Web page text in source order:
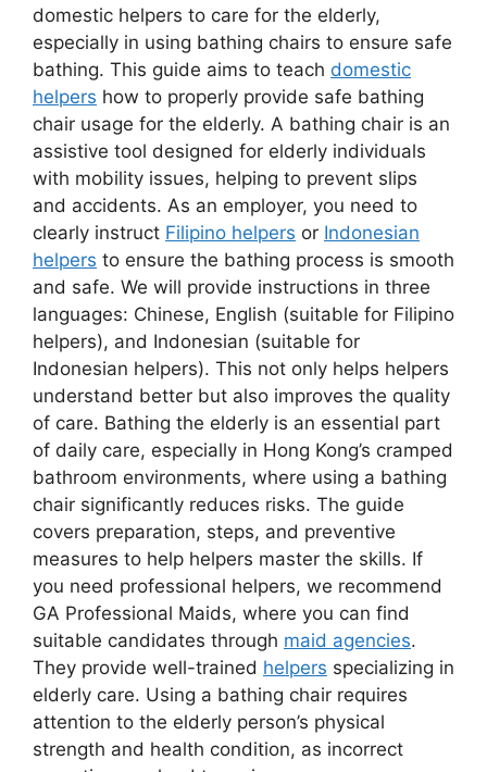
domestic helpers to care for the elderly,
especially in using bathing chairs to ensure safe
bathing. This guide aims to teach domestic
helpers how to properly provide safe bathing
chair usage for the elderly. A bathing chair is an
assistive tool designed for elderly individuals
with mobility issues, helping to prevent slips
and accidents. As an employer, you need to
clearly instruct Filipino helpers or Indonesian
helpers to ensure the bathing process is smooth
and safe. We will provide instructions in three
languages: Chinese, English (suitable for Filipino
helpers), and Indonesian (suitable for
Indonesian helpers). This not only helps helpers
understand better but also improves the quality
of care. Bathing the elderly is an essential part
of daily care, especially in Hong Kong’s cramped
bathroom environments, where using a bathing
chair significantly reduces risks. The guide
covers preparation, steps, and preventive
measures to help helpers master the skills. If
you need professional helpers, we recommend
GA Professional Maids, where you can find
suitable candidates through maid agencies.
They provide well-trained helpers specializing in
elderly care. Using a bathing chair requires
attention to the elderly person’s physical
strength and health condition, as incorrect